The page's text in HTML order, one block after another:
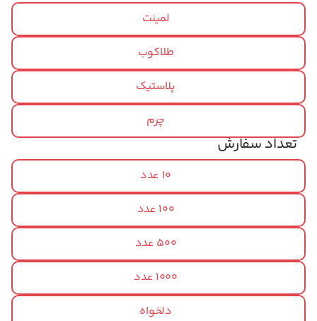
لمینت
طلاکوب
پلاستیک
چرم
تعداد سفارش
10 عدد
100 عدد
500 عدد
1000 عدد
دلخواه